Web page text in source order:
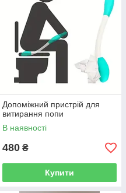
Допоміжний пристрій для
витирання попи
В наявності
480 ₴
Купити